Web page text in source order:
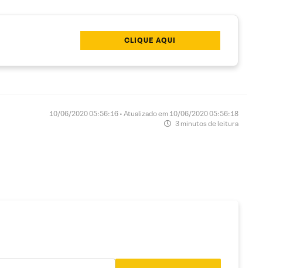
CLIQUE AQUI
10/06/2020 05:56:16 • Atualizado em 10/06/2020 05:56:18
3 minutos de leitura